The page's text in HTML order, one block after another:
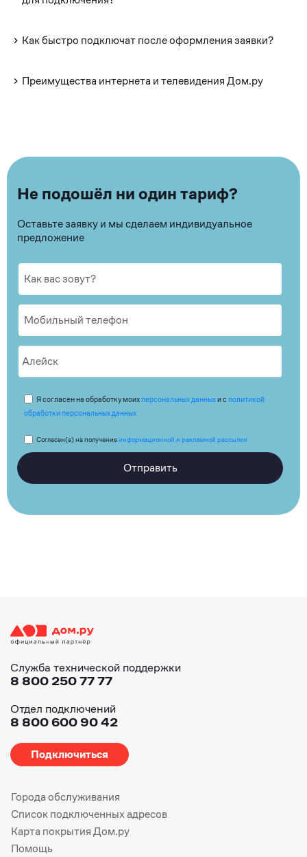
Как быстро подключат после оформления заявки?
Преимущества интернета и телевидения Дом.ру
Не подошёл ни один тариф?
Оставьте заявку и мы сделаем индивидуальное
предложение
Я согласен на обработку моих персональных данныхи с политикой
обработки персональных данных
Согласен(а) на получениеинформационной и рекламной рассылки
Отправить
Служба технической поддержки
8 800 250 77 77
Отдел подключений
8 800 600 90 42
Подключиться
Города обслуживания
Список подключенных адресов
Карта покрытия Дом.ру
Помощь